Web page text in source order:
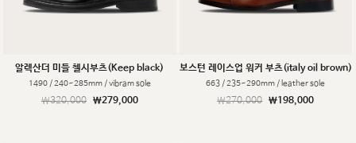
알렉산더 미들 첼시부츠(Keep black)
1490 / 240~285mm / vibram sole
￦320,000 ￦279,000
보스턴 레이스업 워커 부츠(italy oil brown)
663 / 235~290mm / leather sole
￦270,000 ￦198,000